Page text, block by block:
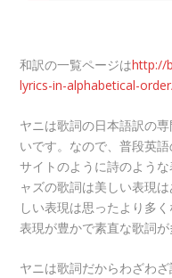
和訳の一覧ページはhttp://
lyrics-in-alphabetical-
ヤニは歌詞の日本語訳の
いです。なので、普段英
サイトのように詩のよう
ャズの歌詞は美しい表現
しい表現は思ったより多
表現が豊かで素直な歌詞が
ヤニは歌詞だからわざわ